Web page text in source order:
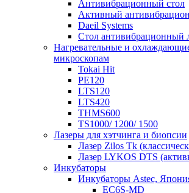
Антивибрационный стол
Активный
Daeil Systems
Стол антивибрационный
Нагревательные и
микроскопам
Tokai Hit
PE120
LTS120
LTS420
THMS600
TS1000/ 1200/ 1500
Лазеры для хэтчинга и биопсии
Лазер Zilos Tk
Лазер LYKOS DTS
Инкубаторы
Инкубаторы Astec,
EC6S-MD